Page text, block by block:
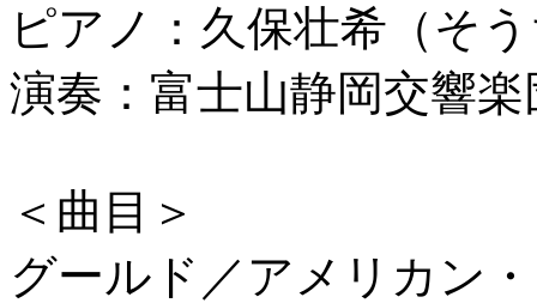
ピアノ：久保壮希（そ
演奏：富士山静岡交響楽
＜曲目＞
グールド／アメリカン